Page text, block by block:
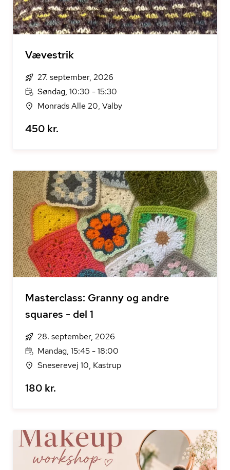
Vævestrik
27. september, 2026
Søndag, 10:30 - 15:30
Monrads Alle 20, Valby
450 kr.
Masterclass: Granny og andre
squares - del 1
28. september, 2026
Mandag, 15:45 - 18:00
Sneserevej 10, Kastrup
180 kr.